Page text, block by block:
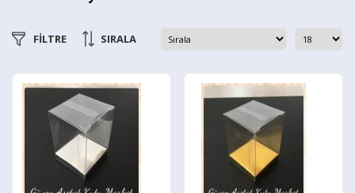
FİLTRE SIRALA